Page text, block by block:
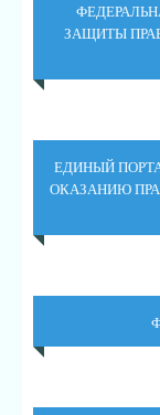
ЗАЩИТЫ
ЕДИНЫЙ
ОКАЗАНИЮ